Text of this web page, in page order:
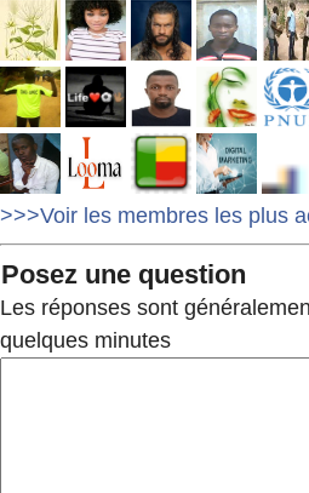
>>>Voir les membres les plus
Posez une question
Les réponses sont
quelques minutes